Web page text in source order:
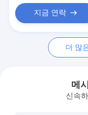
DVP 카메라 모듈
야간 시력 카메라
듀얼 렌즈 카메라
지금 연락
더 많
메
신속